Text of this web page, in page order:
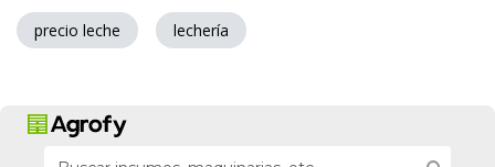
precio leche lechería